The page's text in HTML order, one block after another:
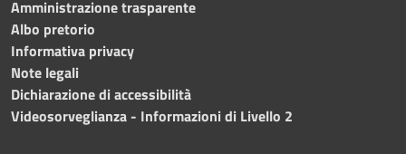
Amministrazione trasparente
Albo pretorio
Informativa privacy
Note legali
Dichiarazione di accessibilità
Videosorveglianza - Informazioni di Livello 2